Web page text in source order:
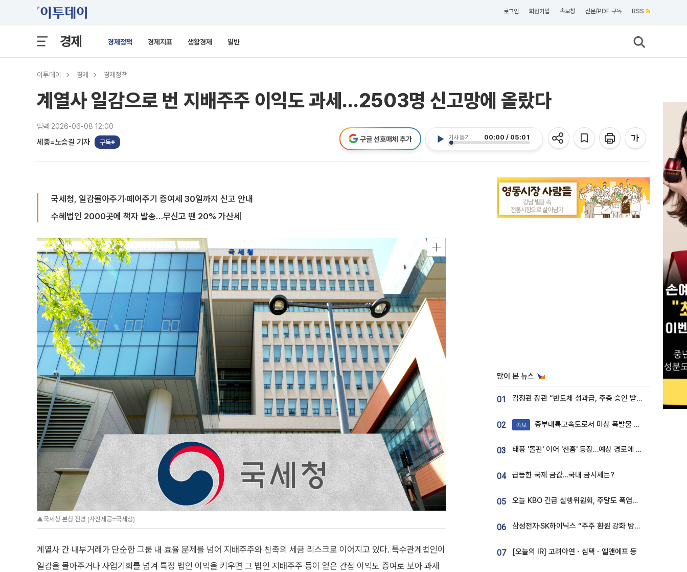
로그인 회원가입 속보창 신문/PDF 구독 RSS
경제 경제정책 경제지표 생활경제 일반
이투데이 경제 경제정책
계열사 일감으로 번 지배주주 이익도 과세…2503명 신고망에 올랐다
입력 2026-06-08 12:00
세종=노승길 기자 구독
기사 듣기 00:00 / 05:01
구글 선호매체 추가
국세청, 일감몰아주기·떼어주기 증여세 30일까지 신고 안내
수혜법인 2000곳에 책자 발송…무신고 땐 20% 가산세
▲국세청 본청 전경 (사진제공=국세청)
계열사 간 내부거래가 단순한 그룹 내 효율 문제를 넘어 지배주주와 친족의 세금 리스크로 이어지고 있다. 특수관계법인이
일감을 몰아주거나 사업기회를 넘겨 특정 법인 이익을 키우면 그 법인 지배주주 등이 얻은 간접 이익도 증여로 보아 과세
많이 본 뉴스
01 김정관 장관 “반도체 성과급, 주총 승인 받도록”…상법·자본시장법 개정 시사
02 속보 중부내륙고속도로서 미상 폭발물 발견
03 태풍 '돌핀' 이어 '찬홈' 등장…예상 경로에 한국 '한숨'
04 급등한 국제 금값…국내 금시세는?
05 오늘 KBO 긴급 실행위원회, 주말도 폭염취소 될까
06 삼성전자·SK하이닉스 “주주 환원 강화 방안 마련”
07 [오늘의 IR] 고려아연ㆍ심텍ㆍ엘앤에프 등